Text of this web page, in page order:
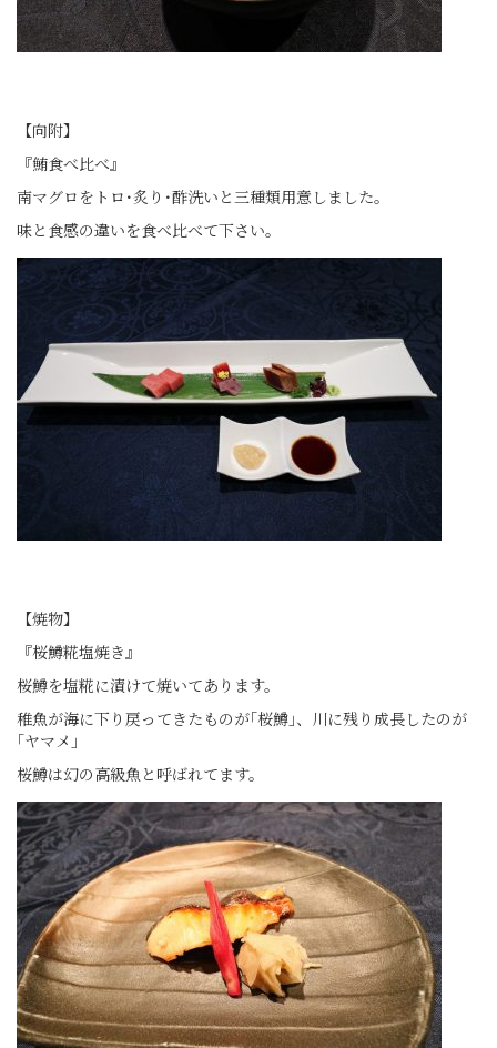
【向附】
『鮪食べ比べ』
南マグロをトロ･炙り･酢洗いと三種類用意しました。
味と食感の違いを食べ比べて下さい。
【焼物】
『桜鱒糀塩焼き』
桜鱒を塩糀に漬けて焼いてあります。
稚魚が海に下り戻ってきたものが｢桜鱒｣、川に残り成長したのが
｢ヤマメ」
桜鱒は幻の高級魚と呼ばれてます。